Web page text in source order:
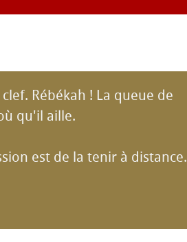
Rébékah ! La queue de
qu'il aille.
est de la tenir à distance.